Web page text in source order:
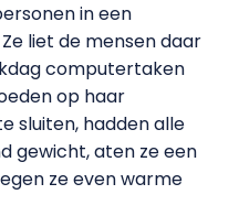
in een
liet de mensen daar
computertaken
op haar
sluiten, hadden alle
gewicht, aten ze een
ze even warme